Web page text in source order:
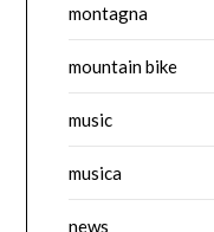
montagna
mountain bike
music
musica
news